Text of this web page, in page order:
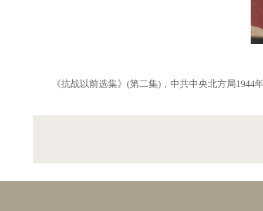
《抗战以前选集》(第二集)，中共中央北方局1944